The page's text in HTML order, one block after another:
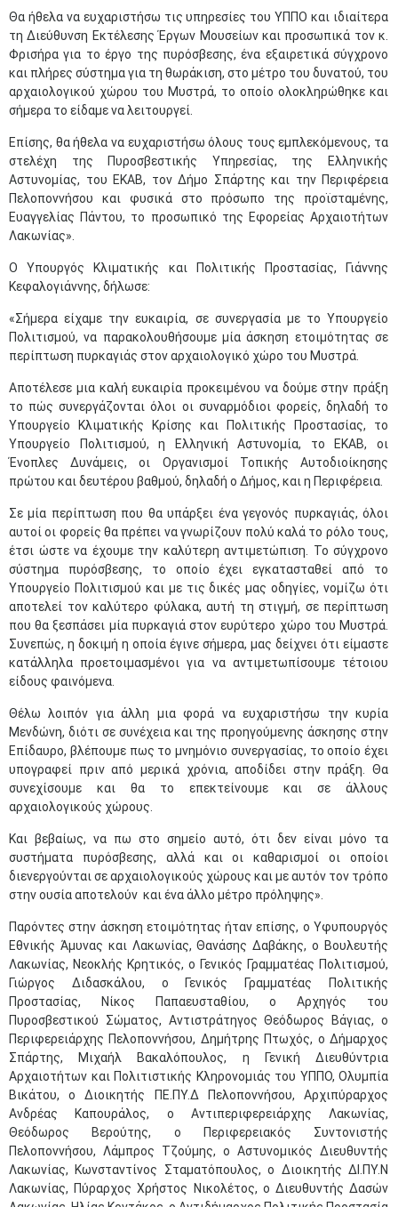
Θα ήθελα να ευχαριστήσω τις υπηρεσίες του ΥΠΠΟ και ιδιαίτερα
τη Διεύθυνση Εκτέλεσης Έργων Μουσείων και προσωπικά τον κ.
Φρισήρα για το έργο της πυρόσβεσης, ένα εξαιρετικά σύγχρονο
και πλήρες σύστημα για τη θωράκιση, στο μέτρο του δυνατού, του
αρχαιολογικού χώρου του Μυστρά, το οποίο ολοκληρώθηκε και
σήμερα το είδαμε να λειτουργεί.
Επίσης, θα ήθελα να ευχαριστήσω όλους τους εμπλεκόμενους, τα
στελέχη της Πυροσβεστικής Υπηρεσίας, της Ελληνικής
Αστυνομίας, του ΕΚΑΒ, τον Δήμο Σπάρτης και την Περιφέρεια
Πελοποννήσου και φυσικά στο πρόσωπο της προϊσταμένης,
Ευαγγελίας Πάντου, το προσωπικό της Εφορείας Αρχαιοτήτων
Λακωνίας».
Ο Υπουργός Κλιματικής και Πολιτικής Προστασίας, Γιάννης
Κεφαλογιάννης, δήλωσε:
«Σήμερα είχαμε την ευκαιρία, σε συνεργασία με το Υπουργείο
Πολιτισμού, να παρακολουθήσουμε μία άσκηση ετοιμότητας σε
περίπτωση πυρκαγιάς στον αρχαιολογικό χώρο του Μυστρά.
Αποτέλεσε μια καλή ευκαιρία προκειμένου να δούμε στην πράξη
το πώς συνεργάζονται όλοι οι συναρμόδιοι φορείς, δηλαδή το
Υπουργείο Κλιματικής Κρίσης και Πολιτικής Προστασίας, το
Υπουργείο Πολιτισμού, η Ελληνική Αστυνομία, το ΕΚΑΒ, οι
Ένοπλες Δυνάμεις, οι Οργανισμοί Τοπικής Αυτοδιοίκησης
πρώτου και δευτέρου βαθμού, δηλαδή ο Δήμος, και η Περιφέρεια.
Σε μία περίπτωση που θα υπάρξει ένα γεγονός πυρκαγιάς, όλοι
αυτοί οι φορείς θα πρέπει να γνωρίζουν πολύ καλά το ρόλο τους,
έτσι ώστε να έχουμε την καλύτερη αντιμετώπιση. Το σύγχρονο
σύστημα πυρόσβεσης, το οποίο έχει εγκατασταθεί από το
Υπουργείο Πολιτισμού και με τις δικές μας οδηγίες, νομίζω ότι
αποτελεί τον καλύτερο φύλακα, αυτή τη στιγμή, σε περίπτωση
που θα ξεσπάσει μία πυρκαγιά στον ευρύτερο χώρο του Μυστρά.
Συνεπώς, η δοκιμή η οποία έγινε σήμερα, μας δείχνει ότι είμαστε
κατάλληλα προετοιμασμένοι για να αντιμετωπίσουμε τέτοιου
είδους φαινόμενα.
Θέλω λοιπόν για άλλη μια φορά να ευχαριστήσω την κυρία
Μενδώνη, διότι σε συνέχεια και της προηγούμενης άσκησης στην
Επίδαυρο, βλέπουμε πως το μνημόνιο συνεργασίας, το οποίο έχει
υπογραφεί πριν από μερικά χρόνια, αποδίδει στην πράξη. Θα
συνεχίσουμε και θα το επεκτείνουμε και σε άλλους
αρχαιολογικούς χώρους.
Και βεβαίως, να πω στο σημείο αυτό, ότι δεν είναι μόνο τα
συστήματα πυρόσβεσης, αλλά και οι καθαρισμοί οι οποίοι
διενεργούνται σε αρχαιολογικούς χώρους και με αυτόν τον τρόπο
στην ουσία αποτελούν και ένα άλλο μέτρο πρόληψης».
Παρόντες στην άσκηση ετοιμότητας ήταν επίσης, ο Υφυπουργός
Εθνικής Άμυνας και Λακωνίας, Θανάσης Δαβάκης, ο Βουλευτής
Λακωνίας, Νεοκλής Κρητικός, ο Γενικός Γραμματέας Πολιτισμού,
Γιώργος Διδασκάλου, ο Γενικός Γραμματέας Πολιτικής
Προστασίας, Νίκος Παπαευσταθίου, ο Αρχηγός του
Πυροσβεστικού Σώματος, Αντιστράτηγος Θεόδωρος Βάγιας, ο
Περιφερειάρχης Πελοποννήσου, Δημήτρης Πτωχός, ο Δήμαρχος
Σπάρτης, Μιχαήλ Βακαλόπουλος, η Γενική Διευθύντρια
Αρχαιοτήτων και Πολιτιστικής Κληρονομιάς του ΥΠΠΟ, Ολυμπία
Βικάτου, ο Διοικητής ΠΕ.ΠΥ.Δ Πελοποννήσου, Αρχιπύραρχος
Ανδρέας Καπουράλος, ο Αντιπεριφερειάρχης Λακωνίας,
Θεόδωρος Βερούτης, ο Περιφερειακός Συντονιστής
Πελοποννήσου, Λάμπρος Τζούμης, ο Αστυνομικός Διευθυντής
Λακωνίας, Κωνσταντίνος Σταματόπουλος, ο Διοικητής ΔΙ.ΠΥ.Ν
Λακωνίας, Πύραρχος Χρήστος Νικολέτος, ο Διευθυντής Δασών